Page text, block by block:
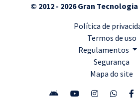
© 2012 - 2026 Gran Tecnologia
Política de
Termos de uso
Regulamentos
Segurança
Mapa do site